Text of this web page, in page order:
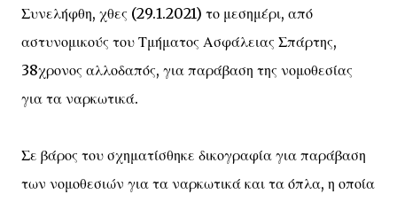
Συνελήφθη, χθες (29.1.2021) το μεσημέρι, από
αστυνομικούς του Τμήματος Ασφάλειας Σπάρτης,
38χρονος αλλοδαπός, για παράβαση της νομοθεσίας
για τα ναρκωτικά.
Σε βάρος του σχηματίσθηκε δικογραφία για παράβαση
των νομοθεσιών για τα ναρκωτικά και τα όπλα, η οποία